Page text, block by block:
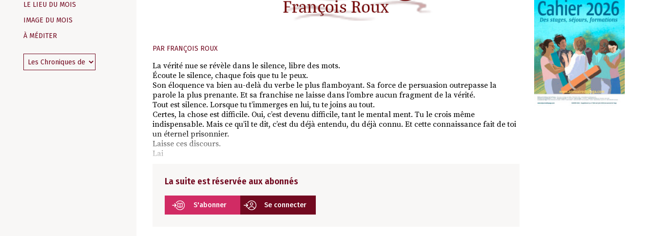
LE LIEU DU MOIS
IMAGE DU MOIS
À MÉDITER
PAR FRANÇOIS ROUX
La vérité nue se révèle dans le silence, libre des mots.
Écoute le silence, chaque fois que tu le peux.
Son éloquence va bien au-delà du verbe le plus flamboyant. Sa force de persuasion outrepasse la
parole la plus prenante. Et sa franchise ne laisse dans l’ombre aucun fragment de la vérité.
Tout est silence. Lorsque tu t’immerges en lui, tu te joins au tout.
Certes, la chose est difficile. Oui, c’est devenu difficile, tant le mental ment. Tu le crois même
indispensable. Mais ce qu’il te dit, c’est du déjà entendu, du déjà connu. Et cette connaissance fait de toi
un éternel prisonnier.
Laisse ces discours.
Lai
La suite est réservée aux abonnés
S'abonner Se connecter